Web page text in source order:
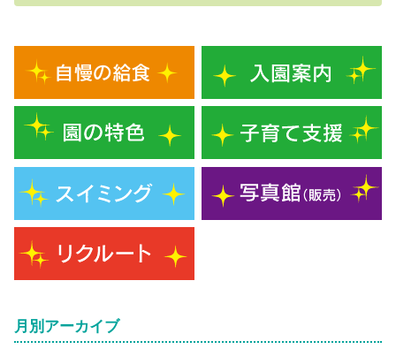
月別アーカイブ